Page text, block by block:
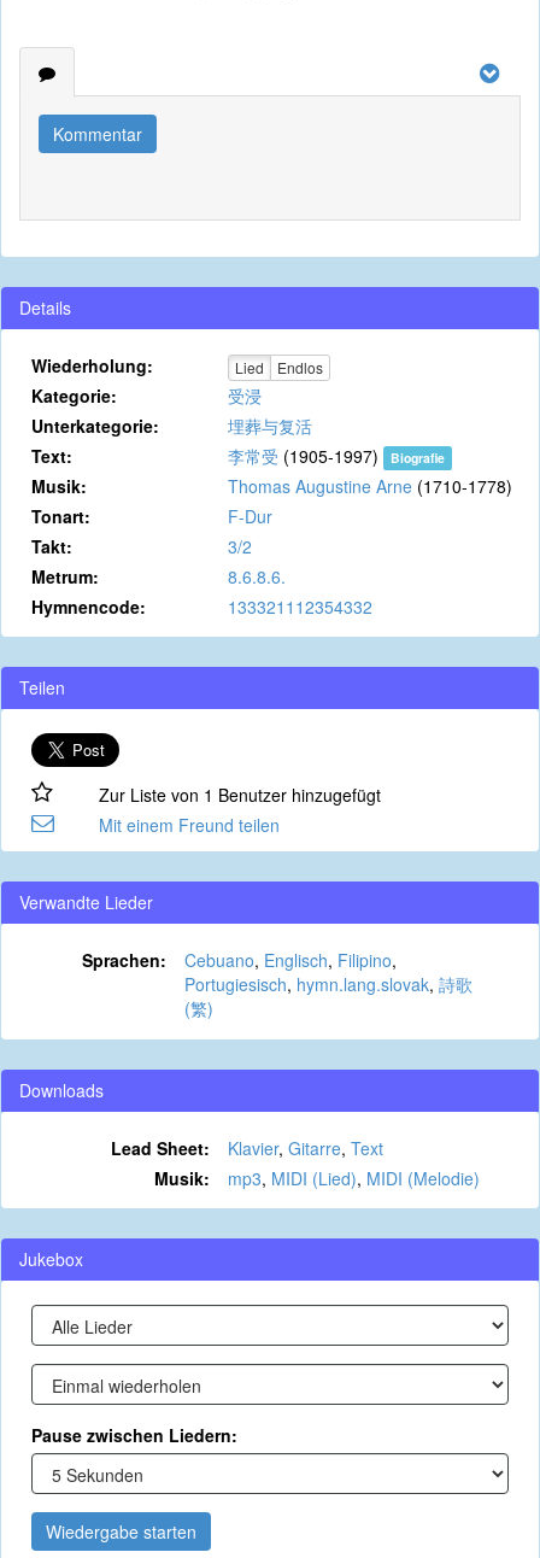
Kommentar
Details
Wiederholung: Lied Endlos
Kategorie:
受浸
Unterkategorie:
埋葬与复活
Text:
李常受 (1905-1997) Biografie
Musik: Thomas Augustine Arne (1710-1778)
Tonart:
F-Dur
Takt:
3/2
Metrum:
8.6.8.6.
Hymnencode:
133321112354332
Teilen
Zur Liste von 1 Benutzer hinzugefügt
Mit einem Freund teilen
Verwandte Lieder
Sprachen: Cebuano, Englisch, Filipino,
Portugiesisch, hymn.lang.slovak, 詩歌
(繁)
Downloads
Lead Sheet: Klavier, Gitarre, Text
Musik:
mp3, MIDI (Lied), MIDI (Melodie)
Jukebox
Pause zwischen Liedern:
Wiedergabe starten